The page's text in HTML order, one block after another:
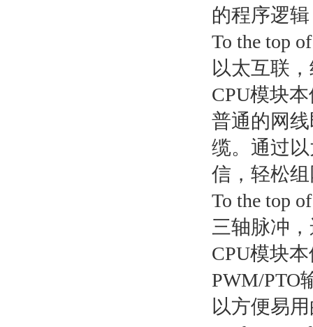
的程序逻
To the top
以太互联
CPU模块
普通的网
缆。通过
信，轻松
To the top
三轴脉冲
CPU模块
PWM/PTO
以方便易